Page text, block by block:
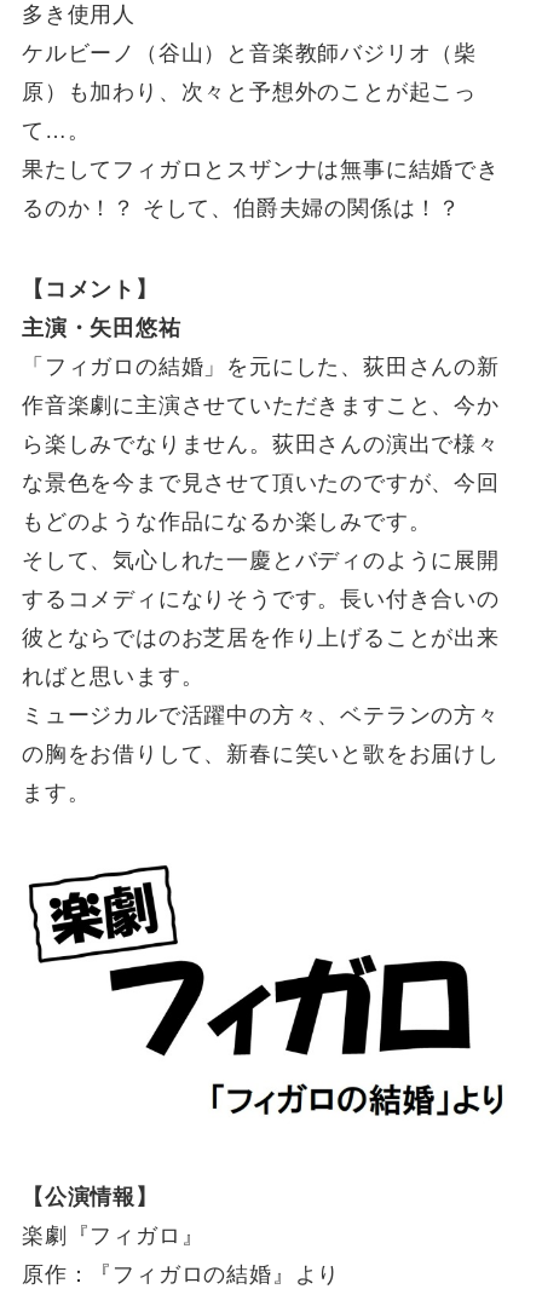
多き使用人
ケルビーノ（谷山）と音楽教師バジリオ（柴
原）も加わり、次々と予想外のことが起こっ
て…。
果たしてフィガロとスザンナは無事に結婚でき
るのか！？ そして、伯爵夫婦の関係は！？
【コメント】
主演・矢田悠祐
「フィガロの結婚」を元にした、荻田さんの新
作音楽劇に主演させていただきますこと、今か
ら楽しみでなりません。荻田さんの演出で様々
な景色を今まで見させて頂いたのですが、今回
もどのような作品になるか楽しみです。
そして、気心しれた一慶とバディのように展開
するコメディになりそうです。⾧い付き合いの
彼とならではのお芝居を作り上げることが出来
ればと思います。
ミュージカルで活躍中の方々、ベテランの方々
の胸をお借りして、新春に笑いと歌をお届けし
ます。
【公演情報】
楽劇『フィガロ』
原作：『フィガロの結婚』より